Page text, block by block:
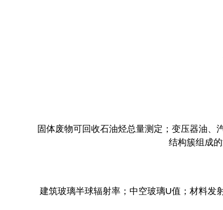
固体废物可回收石油烃总量测定；变压器油
结构簇组成
建筑玻璃半球辐射率；中空玻璃U值；材料发